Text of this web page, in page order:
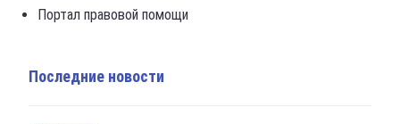
Портал правовой помощи
Последние новости